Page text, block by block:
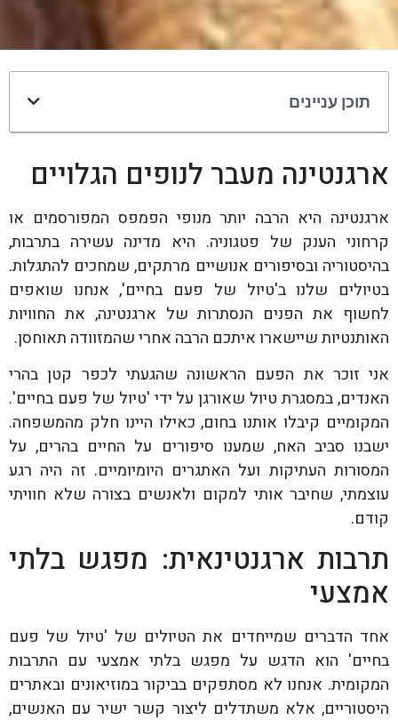
תוכן עניינים
ארגנטינה מעבר לנופים הגלויים
ארגנטינה היא הרבה יותר מנופי הפמפס המפורסמים או
קרחוני הענק של פטגוניה. היא מדינה עשירה בתרבות,
בהיסטוריה ובסיפורים אנושיים מרתקים, שמחכים להתגלות.
בטיולים שלנו ב'טיול של פעם בחיים', אנחנו שואפים
לחשוף את הפנים הנסתרות של ארגנטינה, את החוויות
האותנטיות שיישארו איתכם הרבה אחרי שהמזוודה תאוחסן.
אני זוכר את הפעם הראשונה שהגעתי לכפר קטן בהרי
האנדים, במסגרת טיול שאורגן על ידי 'טיול של פעם בחיים'.
המקומיים קיבלו אותנו בחום, כאילו היינו חלק מהמשפחה.
ישבנו סביב האח, שמענו סיפורים על החיים בהרים, על
המסורות העתיקות ועל האתגרים היומיומיים. זה היה רגע
עוצמתי, שחיבר אותי למקום ולאנשים בצורה שלא חוויתי
קודם.
תרבות ארגנטינאית: מפגש בלתי
אמצעי
אחד הדברים שמייחדים את הטיולים של 'טיול של פעם
בחיים' הוא הדגש על מפגש בלתי אמצעי עם התרבות
המקומית. אנחנו לא מסתפקים בביקור במוזיאונים ובאתרים
היסטוריים, אלא משתדלים ליצור קשר ישיר עם האנשים,